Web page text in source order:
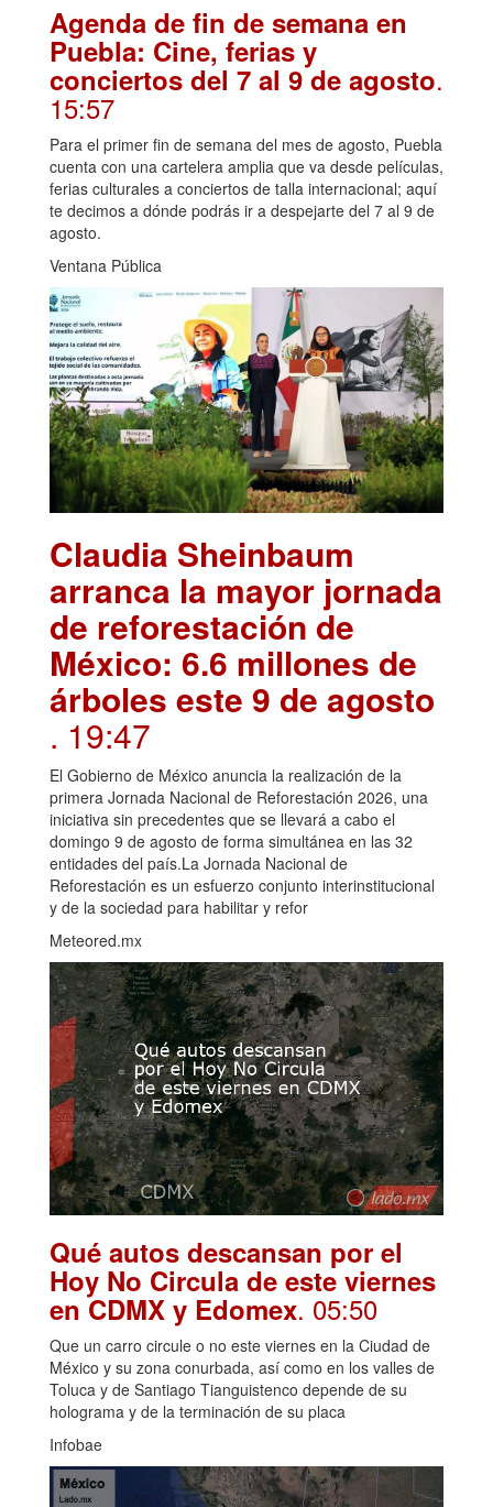
Agenda de fin de semana en
Puebla: Cine, ferias y
conciertos del 7 al 9 de agosto.
15:57
Para el primer fin de semana del mes de agosto, Puebla
cuenta con una cartelera amplia que va desde películas,
ferias culturales a conciertos de talla internacional; aquí
te decimos a dónde podrás ir a despejarte del 7 al 9 de
agosto.
Ventana Pública
Claudia Sheinbaum
arranca la mayor jornada
de reforestación de
México: 6.6 millones de
árboles este 9 de agosto
. 19:47
El Gobierno de México anuncia la realización de la
primera Jornada Nacional de Reforestación 2026, una
iniciativa sin precedentes que se llevará a cabo el
domingo 9 de agosto de forma simultánea en las 32
entidades del país.La Jornada Nacional de
Reforestación es un esfuerzo conjunto interinstitucional
y de la sociedad para habilitar y refor
Meteored.mx
Qué autos descansan por el
Hoy No Circula de este viernes
en CDMX y Edomex. 05:50
Que un carro circule o no este viernes en la Ciudad de
México y su zona conurbada, así como en los valles de
Toluca y de Santiago Tianguistenco depende de su
holograma y de la terminación de su placa
Infobae